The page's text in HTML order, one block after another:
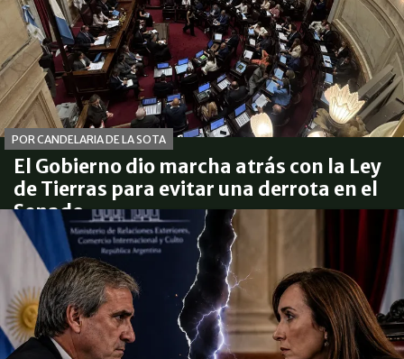
POR CANDELARIA DE LA SOTA
El Gobierno dio marcha atrás con la Ley
de Tierras para evitar una derrota en el
Senado